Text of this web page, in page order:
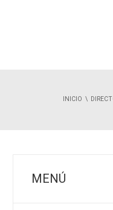
INICIO
MENÚ